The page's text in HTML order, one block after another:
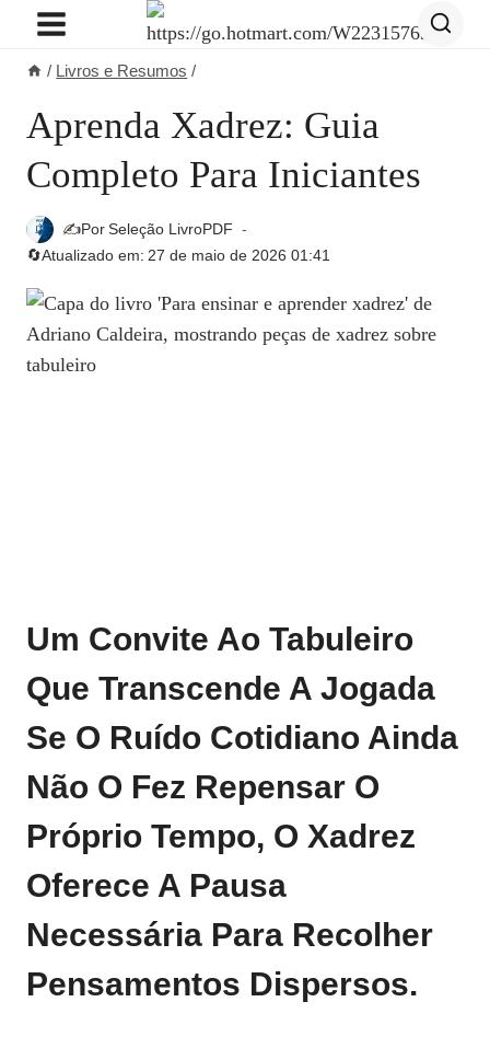
Pular
/ Livros e Resumos /
Aprenda Xadrez: Guia
Completo Para Iniciantes
✍️PorSeleção LivroPDF
🔄Atualizado em: 27 de maio de 2026 01:41
Um Convite Ao Tabuleiro
Que Transcende A Jogada
Se O Ruído Cotidiano Ainda
Não O Fez Repensar O
Próprio Tempo, O Xadrez
Oferece A Pausa
Necessária Para Recolher
Pensamentos Dispersos.